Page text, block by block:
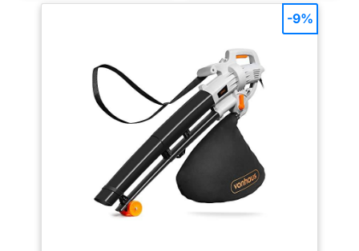
recevrez 1 aspirateur
sac collecteur (ne
contient pas de
batterie, pour la
version de batterie,
veuillez choisir
WG547E.)
clipsage. La fenêtre intégrée
permet de contrôler à tout
moment le niveau de
remplissage du sac. Souffleur
de feuilles - L’appareil assure
une performance de soufflage
élevée avec une vitesse de l’air
allant jusqu’à 240 km/h.
Convient aux surfaces étendues
et aux feuilles humides.
Adaptation de la puissance - Le
variateur permet d’adapter
individuellement la puissance
acoustique : L’ aspirateur de
feuilles affiche avec 99 dB(A)
un niveau sonore réduit de
jusqu’à 75 % Changement de
mode en un seul geste :
Commutation simple et rapide
entre les modes, sans outil,
avec mécanisme de desserrage
rapide Livré avec :
UniversalGardenTidy 3000,
bandoulière, emballage carton
-9%